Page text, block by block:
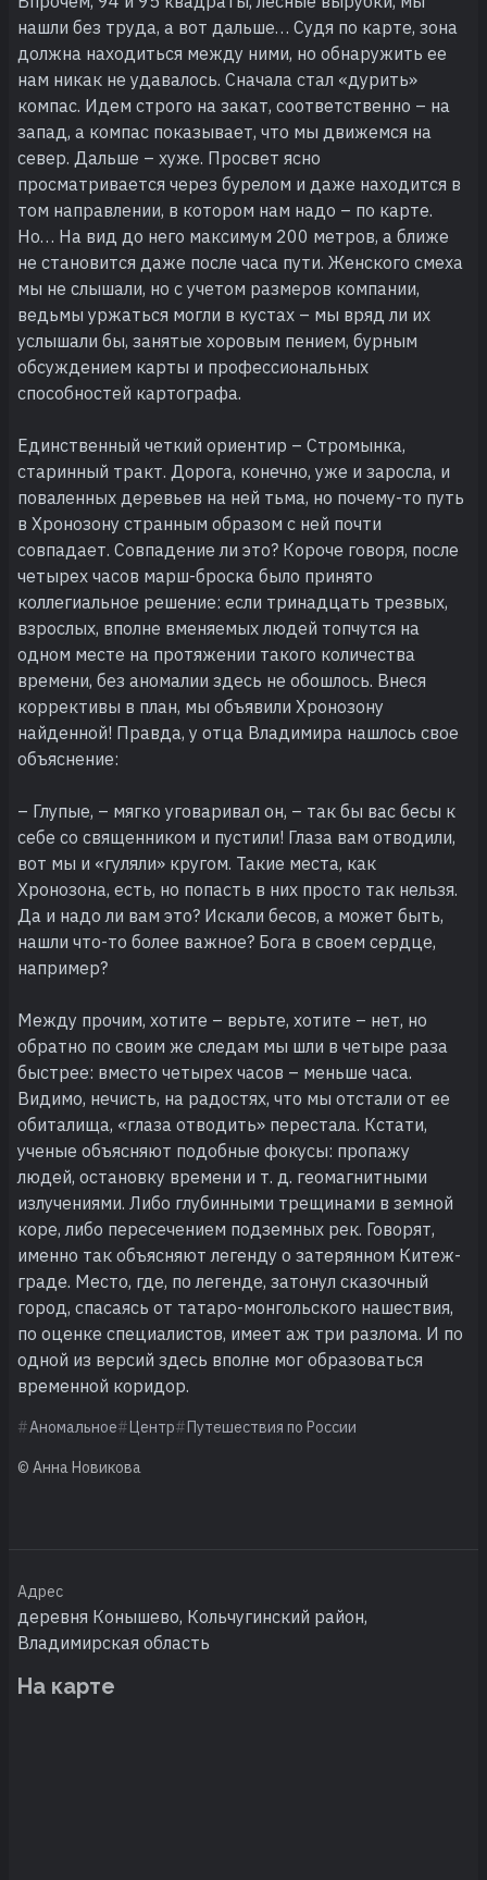
нашли без труда, а вот дальше… Судя по карте, зона
должна находиться между ними, но обнаружить ее
нам никак не удавалось. Сначала стал «дурить»
компас. Идем строго на закат, соответственно – на
запад, а компас показывает, что мы движемся на
север. Дальше – хуже. Просвет ясно
просматривается через бурелом и даже находится в
том направлении, в котором нам надо – по карте.
Но… На вид до него максимум 200 метров, а ближе
не становится даже после часа пути. Женского смеха
мы не слышали, но с учетом размеров компании,
ведьмы уржаться могли в кустах – мы вряд ли их
услышали бы, занятые хоровым пением, бурным
обсуждением карты и профессиональных
способностей картографа.
Единственный четкий ориентир – Стромынка,
старинный тракт. Дорога, конечно, уже и заросла, и
поваленных деревьев на ней тьма, но почему-то путь
в Хронозону странным образом с ней почти
совпадает. Совпадение ли это? Короче говоря, после
четырех часов марш-броска было принято
коллегиальное решение: если тринадцать трезвых,
взрослых, вполне вменяемых людей топчутся на
одном месте на протяжении такого количества
времени, без аномалии здесь не обошлось. Внеся
коррективы в план, мы объявили Хронозону
найденной! Правда, у отца Владимира нашлось свое
объяснение:
– Глупые, – мягко уговаривал он, – так бы вас бесы к
себе со священником и пустили! Глаза вам отводили,
вот мы и «гуляли» кругом. Такие места, как
Хронозона, есть, но попасть в них просто так нельзя.
Да и надо ли вам это? Искали бесов, а может быть,
нашли что-то более важное? Бога в своем сердце,
например?
Между прочим, хотите – верьте, хотите – нет, но
обратно по своим же следам мы шли в четыре раза
быстрее: вместо четырех часов – меньше часа.
Видимо, нечисть, на радостях, что мы отстали от ее
обиталища, «глаза отводить» перестала. Кстати,
ученые объясняют подобные фокусы: пропажу
людей, остановку времени и т. д. геомагнитными
излучениями. Либо глубинными трещинами в земной
коре, либо пересечением подземных рек. Говорят,
именно так объясняют легенду о затерянном Китеж-
граде. Место, где, по легенде, затонул сказочный
город, спасаясь от татаро-монгольского нашествия,
по оценке специалистов, имеет аж три разлома. И по
одной из версий здесь вполне мог образоваться
временной коридор.
Аномальное Центр Путешествия по России
© Анна Новикова
Адрес
деревня Конышево, Кольчугинский район,
Владимирская область
На карте